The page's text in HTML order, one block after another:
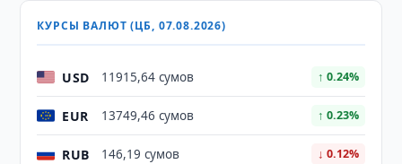
КУРСЫ ВАЛЮТ (ЦБ, 07.08.2026)
USD 11915,64 сумов ↑ 0.24%
EUR 13749,46 сумов ↑ 0.23%
RUB 146,19 сумов ↓ 0.12%